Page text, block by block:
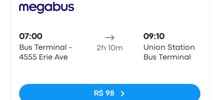
07:00
Bus Terminal -
4555 Erie Ave
2h 10m
09:10
Union Station
Bus Terminal
R$ 98